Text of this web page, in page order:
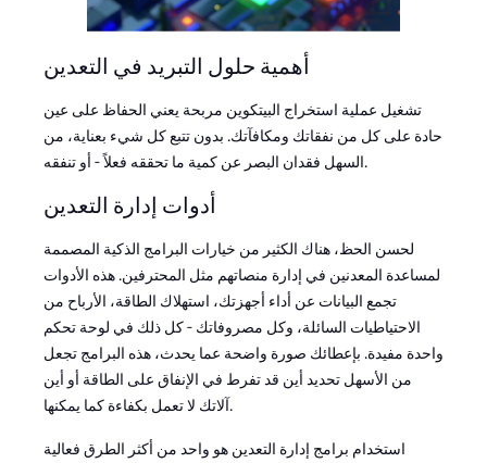
أهمية حلول التبريد في التعدين
تشغيل عملية استخراج البيتكوين مربحة يعني الحفاظ على عين
حادة على كل من نفقاتك ومكافآتك. بدون تتبع كل شيء بعناية، من
السهل فقدان البصر عن كمية ما تحققه فعلاً - أو تنفقه.
أدوات إدارة التعدين
لحسن الحظ، هناك الكثير من خيارات البرامج الذكية المصممة
لمساعدة المعدنين في إدارة منصاتهم مثل المحترفين. هذه الأدوات
تجمع البيانات عن أداء أجهزتك، استهلاك الطاقة، الأرباح من
الاحتياطيات السائلة، وكل مصروفاتك - كل ذلك في لوحة تحكم
واحدة مفيدة. بإعطائك صورة واضحة عما يحدث، هذه البرامج تجعل
من الأسهل تحديد أين قد تفرط في الإنفاق على الطاقة أو أين
آلاتك لا تعمل بكفاءة كما يمكنها.
استخدام برامج إدارة التعدين هو واحد من أكثر الطرق فعالية